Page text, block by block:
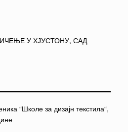
У ХЈУСТОНУ, САД
“Школе за дизајн текстила“,